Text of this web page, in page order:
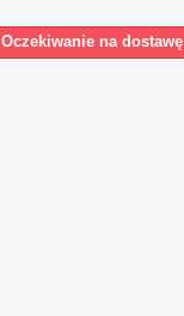
Oczekiwanie na dostawę